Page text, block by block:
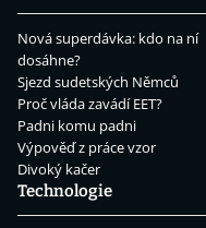
Nová superdávka: kdo na ní
dosáhne?
Sjezd sudetských Němců
Proč vláda zavádí EET?
Padni komu padni
Výpověď z práce vzor
Divoký kačer
Technologie